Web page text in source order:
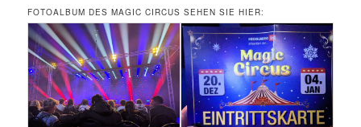
FOTOALBUM DES MAGIC CIRCUS SEHEN SIE HIER: